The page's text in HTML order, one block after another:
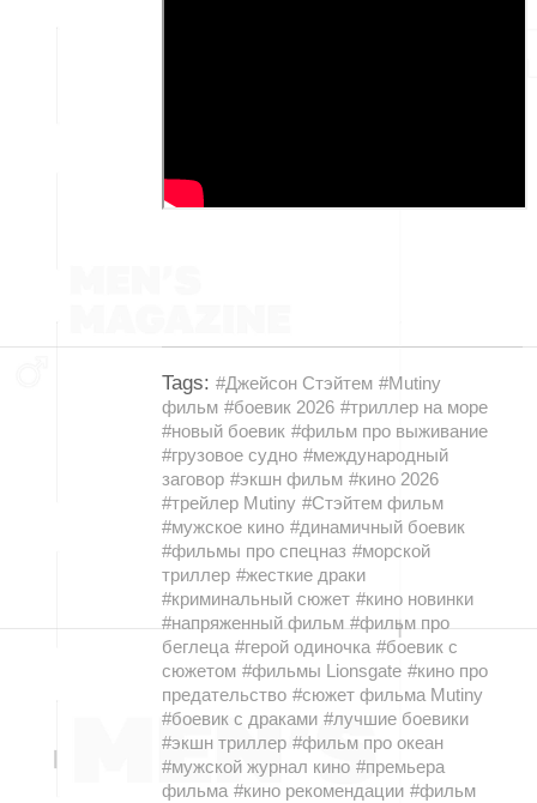
Tags: #Джейсон Стэйтем #Mutiny
фильм #боевик 2026 #триллер на море
#новый боевик #фильм про выживание
#грузовое судно #международный
заговор #экшн фильм #кино 2026
#трейлер Mutiny #Стэйтем фильм
#мужское кино #динамичный боевик
#фильмы про спецназ #морской
триллер #жесткие драки
#криминальный сюжет #кино новинки
#напряженный фильм #фильм про
беглеца #герой одиночка #боевик с
сюжетом #фильмы Lionsgate #кино про
предательство #сюжет фильма Mutiny
#боевик с драками #лучшие боевики
#экшн триллер #фильм про океан
#мужской журнал кино #премьера
фильма #кино рекомендации #фильм